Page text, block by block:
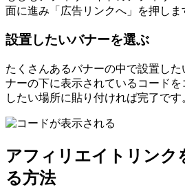
面に進み「広告リンクへ」を押しま
設置したいバナーを選ぶ
たくさんあるバナーの中で設置し
ナーの下に表示されているコード
したい場所に貼り付ければ完了です
アフィリエイトリンク
る方法